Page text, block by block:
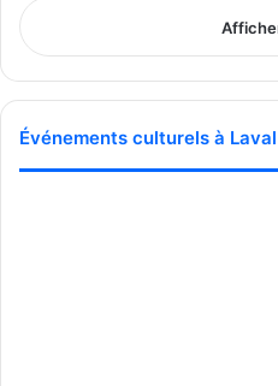
Événements culturels à